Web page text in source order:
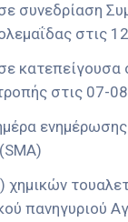
συνεδρίαση
στις
κατεπείγουσα
στις 07-
ενημέρωσης
πανηγυριού